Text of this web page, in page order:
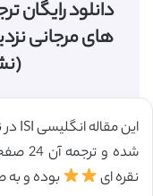
دانلود رایگان
های مرجانی
شده و
نقره ای
بوده و